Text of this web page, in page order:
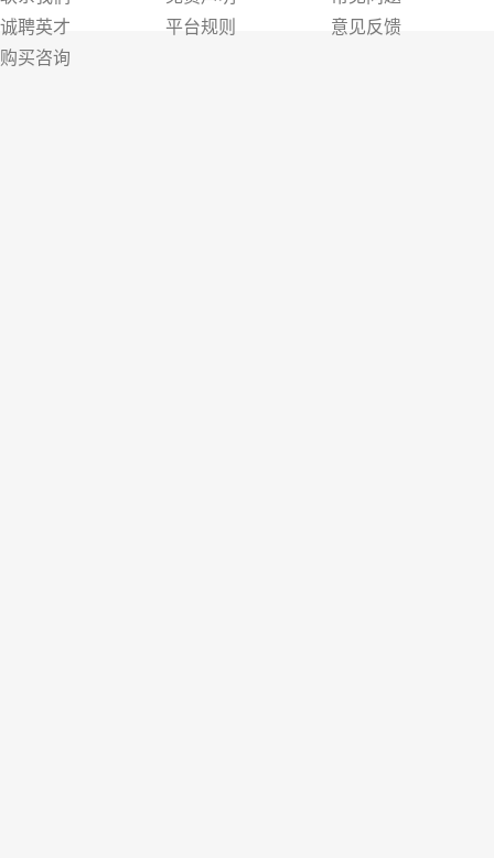
诚聘英才
购买咨询
平台规则
意见反馈